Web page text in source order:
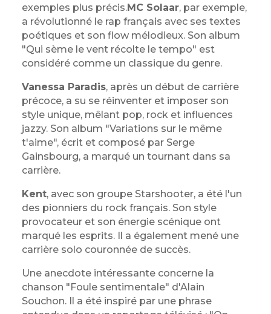
exemples plus précis.MC Solaar, par exemple,
a révolutionné le rap français avec ses textes
poétiques et son flow mélodieux. Son album
"Qui sème le vent récolte le tempo" est
considéré comme un classique du genre.
Vanessa Paradis, après un début de carrière
précoce, a su se réinventer et imposer son
style unique, mêlant pop, rock et influences
jazzy. Son album "Variations sur le même
t'aime", écrit et composé par Serge
Gainsbourg, a marqué un tournant dans sa
carrière.
Kent, avec son groupe Starshooter, a été l'un
des pionniers du rock français. Son style
provocateur et son énergie scénique ont
marqué les esprits. Il a également mené une
carrière solo couronnée de succès.
Une anecdote intéressante concerne la
chanson "Foule sentimentale" d'Alain
Souchon. Il a été inspiré par une phrase